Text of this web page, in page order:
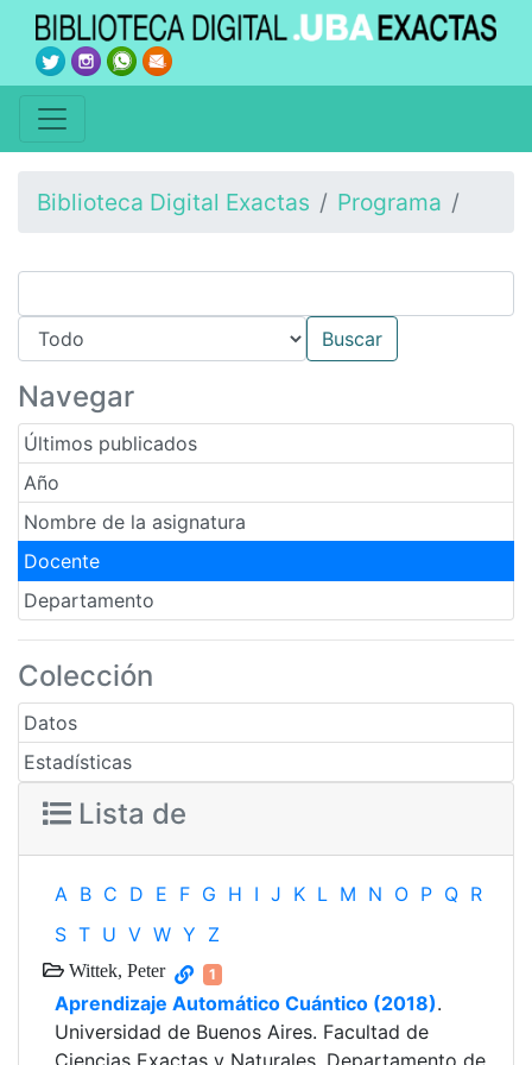
Biblioteca Digital Exactas Programa
Navegar
Últimos publicados
Año
Nombre de la asignatura
Docente
Departamento
Colección
Datos
Estadísticas
Lista de
A B C D E F G H I J K L M N O P Q R
S T U V W Y Z
Wittek, Peter 1
Aprendizaje Automático Cuántico (2018).
Universidad de Buenos Aires. Facultad de